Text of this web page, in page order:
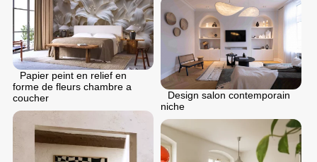
Papier peint en relief en
forme de fleurs chambre a
coucher
Design salon contemporain
niche